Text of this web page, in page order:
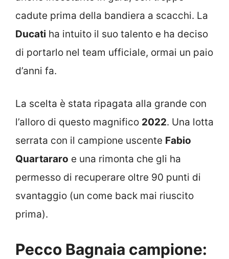
cadute prima della bandiera a scacchi. La
Ducati ha intuito il suo talento e ha deciso
di portarlo nel team ufficiale, ormai un paio
d’anni fa.
La scelta è stata ripagata alla grande con
l’alloro di questo magnifico 2022. Una lotta
serrata con il campione uscente Fabio
Quartararo e una rimonta che gli ha
permesso di recuperare oltre 90 punti di
svantaggio (un come back mai riuscito
prima).
Pecco Bagnaia campione: